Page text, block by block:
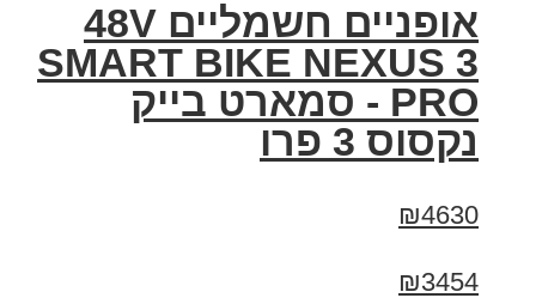
אופניים חשמליים 48V
SMART BIKE NEXUS 3
PRO - סמארט בייק
נקסוס 3 פרו
₪4630
₪3454